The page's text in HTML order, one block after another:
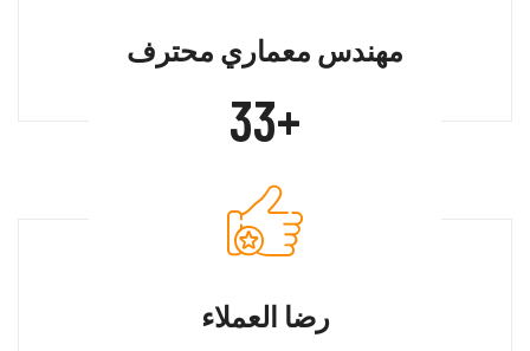
مهندس معماري محترف
50+
رضا العملاء